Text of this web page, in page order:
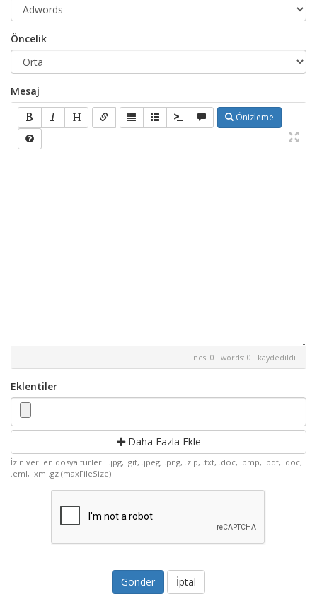
Öncelik
Mesaj
Önizleme
lines: 0 words: 0 kaydedildi
Eklentiler
Daha Fazla Ekle
İzin verilen dosya türleri: .jpg, .gif, .jpeg, .png, .zip, .txt, .doc, .bmp, .pdf, .doc,
.eml, .xml.gz (maxFileSize)
İptal